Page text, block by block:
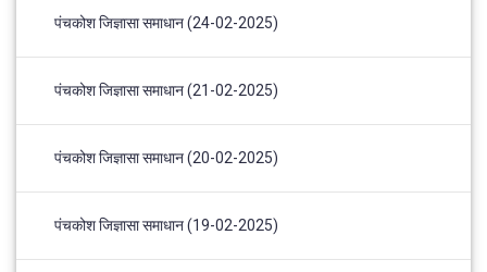
पंचकोश जिज्ञासा समाधान (24-02-2025)
पंचकोश जिज्ञासा समाधान (21-02-2025)
पंचकोश जिज्ञासा समाधान (20-02-2025)
पंचकोश जिज्ञासा समाधान (19-02-2025)